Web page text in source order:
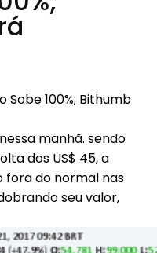
manhã. sendo
dos US$ 45, a
fora do normal nas
seu valor,